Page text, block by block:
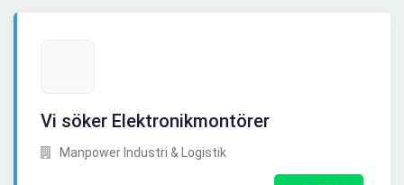
Vi söker Elektronikmontörer
Manpower Industri & Logistik